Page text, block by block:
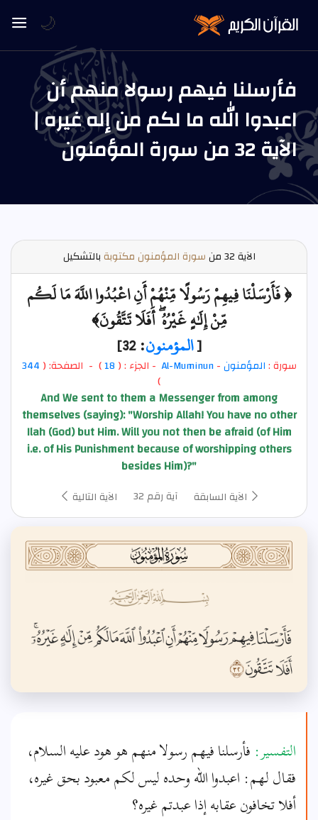
فأرسلنا فيهم رسولا منهم أن
اعبدوا الله ما لكم من إله غيره |
الآية 32 من سورة المؤمنون
الآية سورة المؤمنون مكتوبةبالتشكيل
﴿ فَأَرْسَلْنَا فِيهِمْ رَسُولًا مِّنْهُمْ أَنِ اعْبُدُوا اللَّهَ مَا لَكُم
مِّنْ إِلَٰهٍ غَيْرُهُ ۖ أَفَلَا تَتَّقُونَ﴾
[المؤمنون: 32]
سورة :المؤمنون-
Al-Muminun - الجزء : ( 18) - الصفحة: ( 344
)
And We sent to them a Messenger from among
themselves (saying): "Worship Allah! You have no other
Ilah (God) but Him. Will you not then be afraid (of Him
i.e. of His Punishment because of worshipping others
besides Him)?"
الآية السابقة آية رقم 32 الآية التالية
التفسير: فأرسلنا فيهم رسولا منهم هو هود عليه السلام،
فقال لهم: اعبدوا الله وحده ليس لكم معبود بحق غيره،
أفلا تخافون عقابه إذا عبدتم غيره؟
🌙